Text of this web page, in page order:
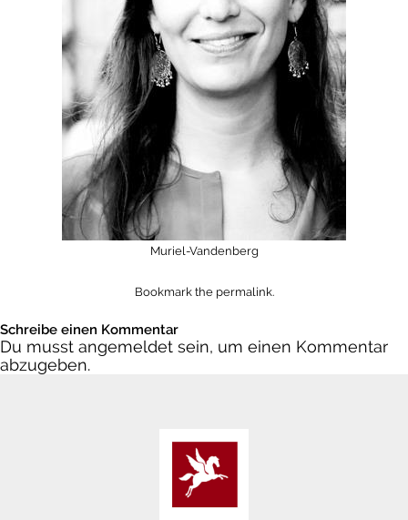
Muriel-Vandenberg
Bookmark the permalink.
Schreibe einen Kommentar
Du musst angemeldet sein, um einen Kommentar
abzugeben.